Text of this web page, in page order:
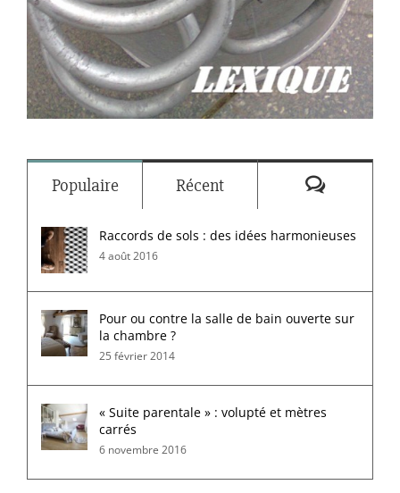
Populaire Récent
Raccords de sols : des idées harmonieuses
4 août 2016
Pour ou contre la salle de bain ouverte sur
la chambre ?
25 février 2014
« Suite parentale » : volupté et mètres
carrés
6 novembre 2016